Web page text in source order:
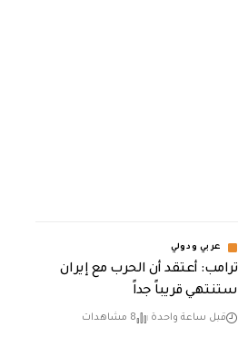
عربي ودولي
‏ترامب: أعتقد أن الحرب مع إيران
ستنتهي قريباً جداً
قبل ساعة واحدة 8 مشاهدات